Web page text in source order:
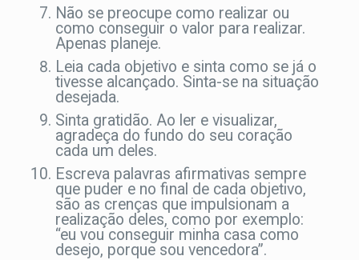
Não se preocupe como realizar ou
como conseguir o valor para realizar.
Apenas planeje.
Leia cada objetivo e sinta como se já o
tivesse alcançado. Sinta-se na situação
desejada.
Sinta gratidão. Ao ler e visualizar,
agradeça do fundo do seu coração
cada um deles.
Escreva palavras afirmativas sempre
que puder e no final de cada objetivo,
são as crenças que impulsionam a
realização deles, como por exemplo:
“eu vou conseguir minha casa como
desejo, porque sou vencedora”.